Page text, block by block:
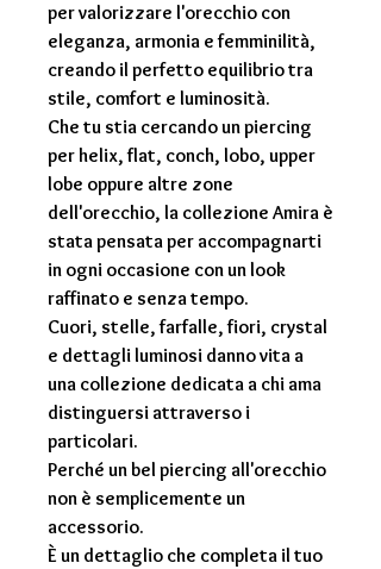
per valorizzare l'orecchio con
eleganza, armonia e femminilità,
creando il perfetto equilibrio tra
stile, comfort e luminosità.
Che tu stia cercando un piercing
per helix,flat, conch, lobo, upper
lobe oppure altre zone
dell'orecchio, la collezione Amira è
stata pensata per accompagnarti
in ogni occasione con un look
raffinato e senza tempo.
Cuori, stelle, farfalle, fiori, crystal
e dettagli luminosi danno vita a
una collezione dedicata a chi ama
distinguersi attraverso i
particolari.
Perché un bel piercing all'orecchio
non è semplicemente un
accessorio.
È un dettaglio che completa il tuo